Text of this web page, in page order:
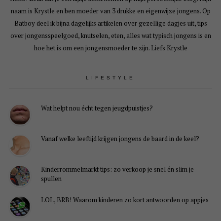
naam is Krystle en ben moeder van 3 drukke en eigenwijze jongens. Op
Batboy deel ik bijna dagelijks artikelen over gezellige dagjes uit, tips
over jongensspeelgoed, knutselen, eten, alles wat typisch jongens is en
hoe het is om een jongensmoeder te zijn. Liefs Krystle
LIFESTYLE
Wat helpt nou écht tegen jeugdpuistjes?
Vanaf welke leeftijd krijgen jongens de baard in de keel?
Kinderrommelmarkt tips: zo verkoop je snel én slim je
spullen
LOL, BRB! Waarom kinderen zo kort antwoorden op appjes